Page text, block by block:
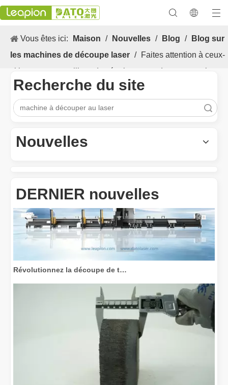
Vous êtes ici: Maison / Nouvelles / Blog /
Blog sur
les machines de découpe laser / Faites attention à ceux-
ci lorsque vous utilisez des équipements de coupe au laser
dans une zone basse température
Recherche du site
Nouvelles
DERNIER nouvelles
Les Application et les caractéristiques exceptionnelles des machines de marquage laser